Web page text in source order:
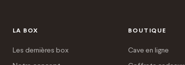
LA BOX
Les dernières box
BOUTIQUE
Cave en ligne